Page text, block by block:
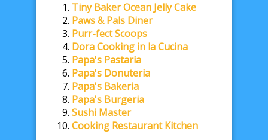
Tiny Baker Ocean Jelly Cake
Paws & Pals Diner
Purr-fect Scoops
Dora Cooking in la Cucina
Papa's Pastaria
Papa's Donuteria
Papa's Bakeria
Papa's Burgeria
Sushi Master
Cooking Restaurant Kitchen